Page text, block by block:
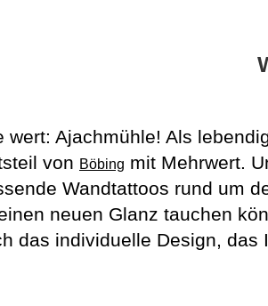
wert: Ajachmühle! Als
von Böbing mit Mehrwert.
Wandtattoos rund um
neuen Glanz tauchen
das individuelle Design, das